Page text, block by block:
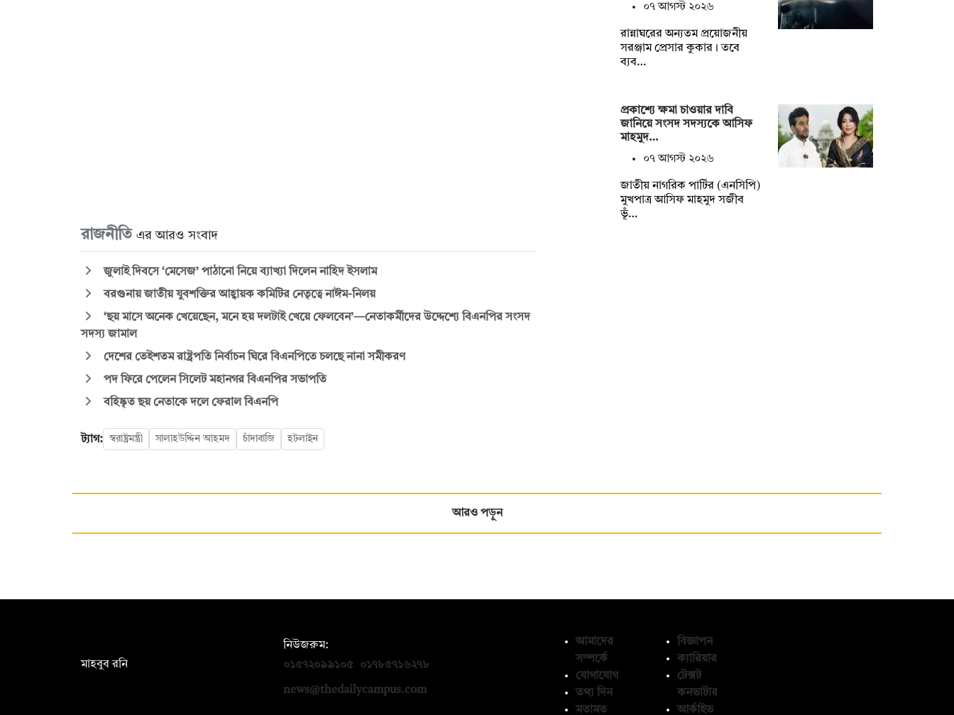
রাজনীতি এর আরও সংবাদ
জুলাই দিবসে ‘মেসেজ’ পাঠানো নিয়ে ব্যাখ্যা দিলেন নাহিদ ইসলাম
বরগুনায় জাতীয় যুবশক্তির আহ্বায়ক কমিটির নেতৃত্বে নাঈম-নিলয়
‘ছয় মাসে অনেক খেয়েছেন, মনে হয় দলটাই খেয়ে ফেলবেন’—নেতাকর্মীদের উদ্দেশ্যে বিএনপির সংসদ
সদস্য জামাল
দেশের তেইশতম রাষ্ট্রপতি নির্বাচন ঘিরে বিএনপিতে চলছে নানা সমীকরণ
পদ ফিরে পেলেন সিলেট মহানগর বিএনপির সভাপতি
বহিষ্কৃত ছয় নেতাকে দলে ফেরাল বিএনপি
ট্যাগ: স্বরাষ্ট্রমন্ত্রী সালাহউদ্দিন আহমদ চাঁদাবাজি হটলাইন
০৭ আগস্ট ২০২৬
রান্নাঘরের অন্যতম প্রয়োজনীয়
সরঞ্জাম প্রেসার কুকার। তবে
ব্যব…
প্রকাশ্যে ক্ষমা চাওয়ার দাবি
জানিয়ে সংসদ সদস্যকে আসিফ
মাহমুদ…
০৭ আগস্ট ২০২৬
জাতীয় নাগরিক পার্টির (এনসিপি)
মুখপাত্র আসিফ মাহমুদ সজীব
ভূঁ…
আরও পড়ুন
মাহবুব রনি
নিউজরুম:
০১৫৭২০৯৯১০৫
০১৭৮৫৭১৬২৭৮
news@thedailycampus.com
আমাদের
সম্পর্কে
যোগাযোগ
তথ্য দিন
মতামত
বিজ্ঞাপন
ক্যারিয়ার
টেক্সট
কনভার্টার
আর্কাইভ